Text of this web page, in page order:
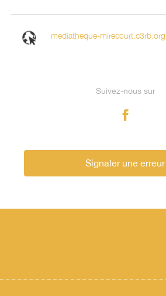
mediatheque-mirecourt.c3rb.org
Suivez-nous sur
Signaler une erreur